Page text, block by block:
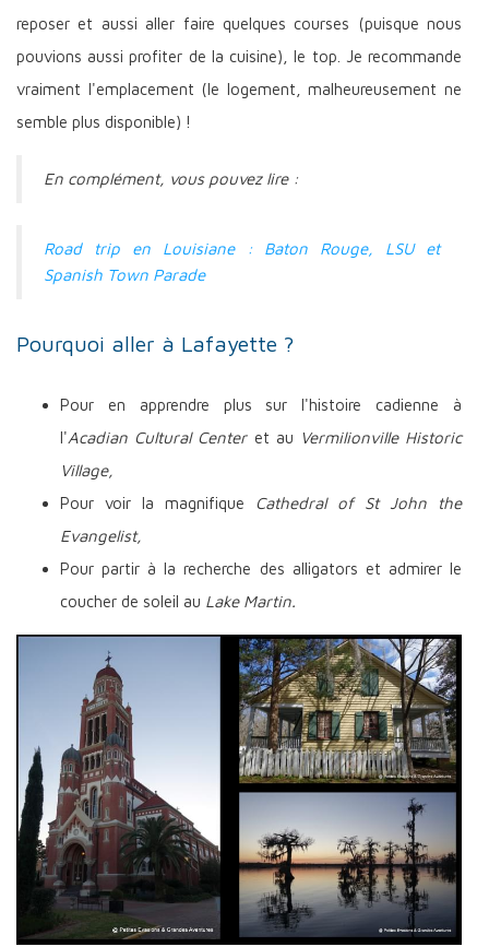
reposer et aussi aller faire quelques courses (puisque nous
pouvions aussi profiter de la cuisine), le top. Je recommande
vraiment l'emplacement (le logement, malheureusement ne
semble plus disponible) !
En complément, vous pouvez lire :
Road trip en Louisiane : Baton Rouge, LSU et
Spanish Town Parade
Pourquoi aller à Lafayette ?
Pour en apprendre plus sur l'histoire cadienne à
l'Acadian Cultural Centeret au Vermilionville Historic
Village,
Pour voir la magnifique Cathedral of St John the
Evangelist,
Pour partir à la recherche des alligators et admirer le
coucher de soleil au Lake Martin.